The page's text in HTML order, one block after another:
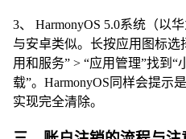
3、 HarmonyOS 5.0系统（以
与安卓类似。长按应用图标选
用和服务” > “应用管理”找到“
载”。HarmonyOS同样会提示
实现完全清除。